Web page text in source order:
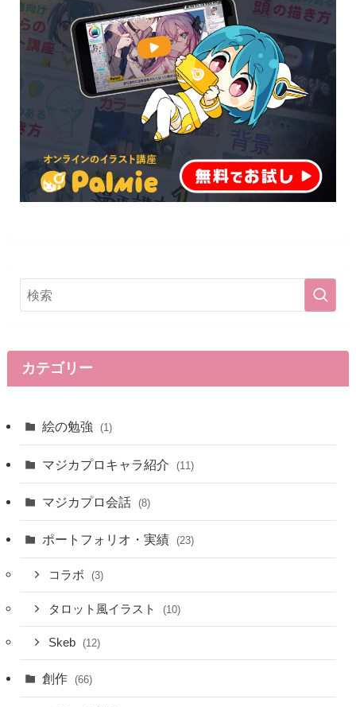
カテゴリー
絵の勉強 (1)
マジカプロキャラ紹介 (11)
マジカプロ会話 (8)
ポートフォリオ・実績 (23)
コラボ (3)
タロット風イラスト (10)
Skeb (12)
創作 (66)